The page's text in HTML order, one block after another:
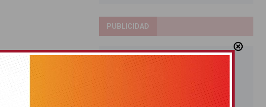
PUBLICIDAD